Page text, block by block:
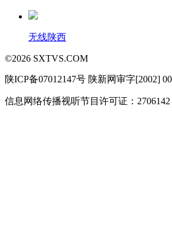
无线陕西
©2026 SXTVS.COM
陕ICP备07012147号 陕新网审字[2002]
信息网络传播视听节目许可证：2706142